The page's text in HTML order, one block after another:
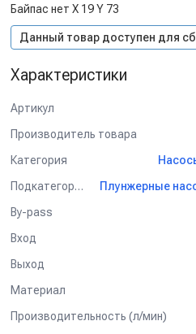
Байпас нет X 19 Y 73
Данный товар доступен для
Характеристики
Артикул
Производитель товара
Категория
Подкатегория
By-pass
Вход
Выход
Материал
Производительность (л/мин)